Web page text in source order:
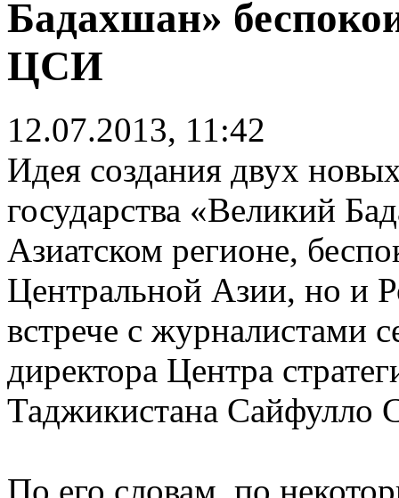
Бадахшан»
ЦСИ
12.07.2013, 11:42
Идея создания двух
государства «Великий
Азиатском регионе,
Центральной Азии, но и
встрече с журналистами
директора Центра
Таджикистана Сайфулло
По его словам, по